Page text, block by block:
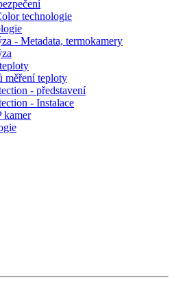
technologie
- Metadata, termokamery
měření teploty
- představení
- Instalace
kamer